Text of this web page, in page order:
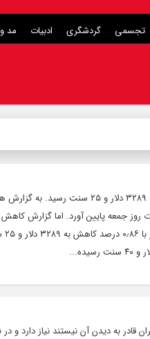
تجسمی گردشگری ادبیات مد
قیمت جهانی طلا امروز ۱۴۰۴/۳/۱۰، قیمت هر اونس طلا امروز با ۰.۸۶ درصد
روز جمعه پایین آورد. اما گزارش کاهش
به دیدن آن نیستند نیاز دارد و در